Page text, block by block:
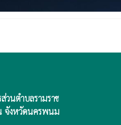
วนตำบลรามราช
จังหวัดนครพนม